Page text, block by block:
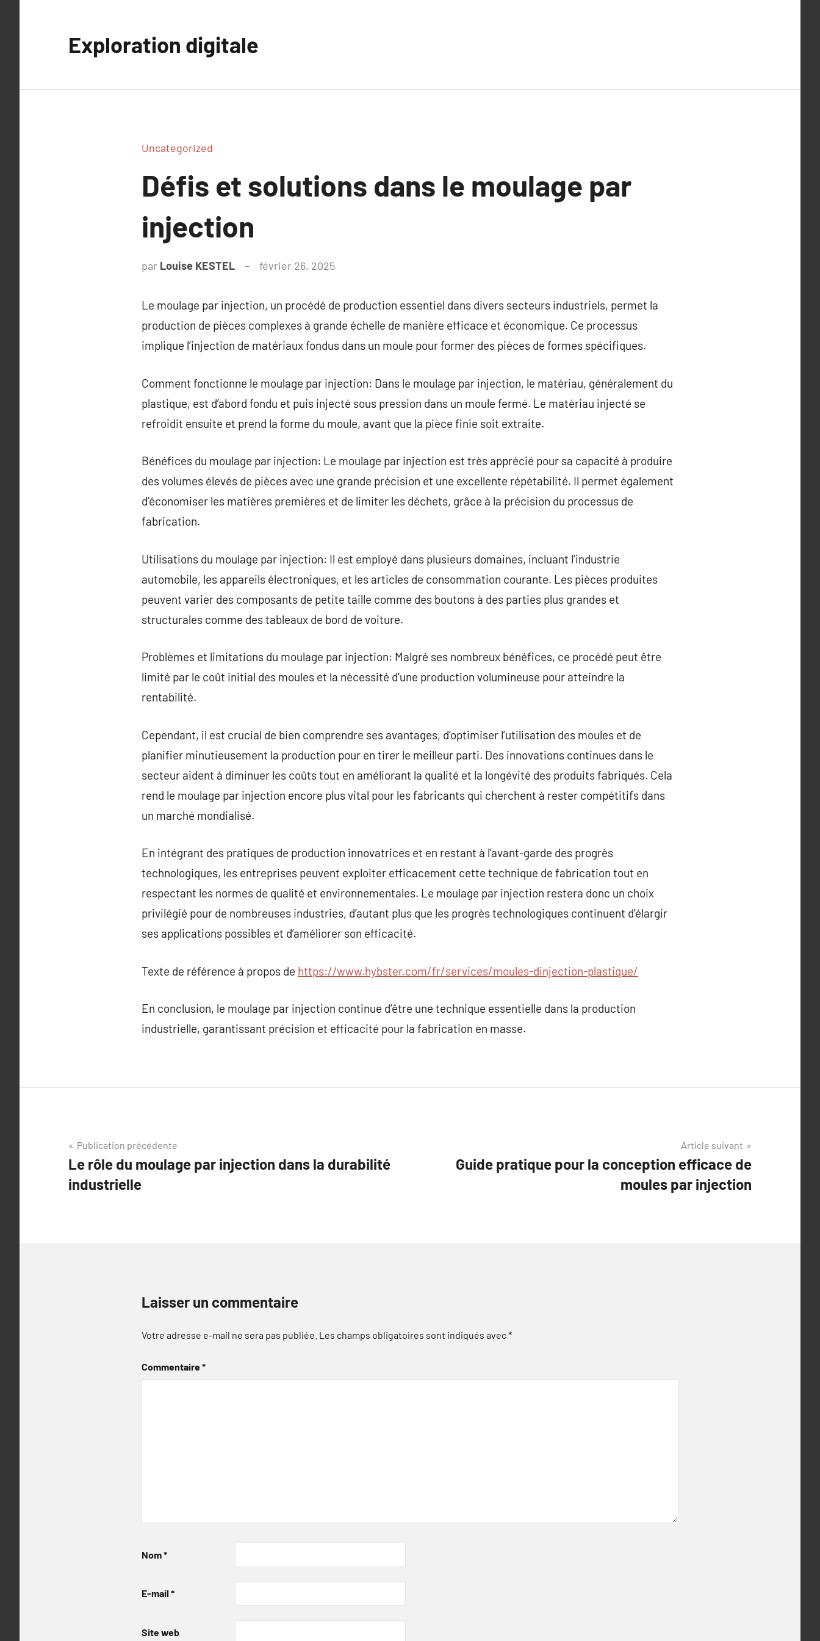
Exploration digitale
Uncategorized
Défis et solutions dans le moulage par
injection
par Louise KESTEL février 26, 2025
Le moulage par injection, un procédé de production essentiel dans divers secteurs industriels, permet la
production de pièces complexes à grande échelle de manière efficace et économique. Ce processus
implique l’injection de matériaux fondus dans un moule pour former des pièces de formes spécifiques.
Comment fonctionne le moulage par injection: Dans le moulage par injection, le matériau, généralement du
plastique, est d’abord fondu et puis injecté sous pression dans un moule fermé. Le matériau injecté se
refroidit ensuite et prend la forme du moule, avant que la pièce finie soit extraite.
Bénéfices du moulage par injection: Le moulage par injection est très apprécié pour sa capacité à produire
des volumes élevés de pièces avec une grande précision et une excellente répétabilité. Il permet également
d’économiser les matières premières et de limiter les déchets, grâce à la précision du processus de
fabrication.
Utilisations du moulage par injection: Il est employé dans plusieurs domaines, incluant l’industrie
automobile, les appareils électroniques, et les articles de consommation courante. Les pièces produites
peuvent varier des composants de petite taille comme des boutons à des parties plus grandes et
structurales comme des tableaux de bord de voiture.
Problèmes et limitations du moulage par injection: Malgré ses nombreux bénéfices, ce procédé peut être
limité par le coût initial des moules et la nécessité d’une production volumineuse pour atteindre la
rentabilité.
Cependant, il est crucial de bien comprendre ses avantages, d’optimiser l’utilisation des moules et de
planifier minutieusement la production pour en tirer le meilleur parti. Des innovations continues dans le
secteur aident à diminuer les coûts tout en améliorant la qualité et la longévité des produits fabriqués. Cela
rend le moulage par injection encore plus vital pour les fabricants qui cherchent à rester compétitifs dans
un marché mondialisé.
En intégrant des pratiques de production innovatrices et en restant à l’avant-garde des progrès
technologiques, les entreprises peuvent exploiter efficacement cette technique de fabrication tout en
respectant les normes de qualité et environnementales. Le moulage par injection restera donc un choix
privilégié pour de nombreuses industries, d’autant plus que les progrès technologiques continuent d’élargir
ses applications possibles et d’améliorer son efficacité.
Texte de référence à propos de https://www.hybster.com/fr/services/moules-dinjection-plastique/
En conclusion, le moulage par injection continue d’être une technique essentielle dans la production
industrielle, garantissant précision et efficacité pour la fabrication en masse.
Navigation
de
l’article
Publication précédente
Le rôle du moulage par injection dans la durabilité
industrielle
Article suivant
Guide pratique pour la conception efficace de
moules par injection
Laisser un commentaire
Votre adresse e-mail ne sera pas publiée. Les champs obligatoires sont indiqués avec*
Commentaire*
Nom*
E-mail *
Site web